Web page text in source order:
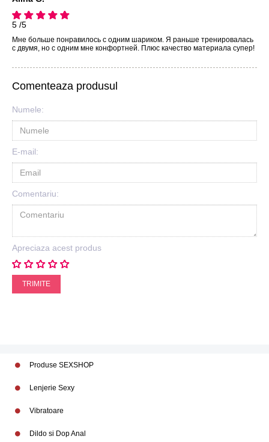
5 /5
Мне больше понравилось с одним шариком. Я раньше тренировалась
с двумя, но с одним мне конфортней. Плюс качество материала супер!
Comenteaza produsul
Numele:
E-mail:
Comentariu:
Apreciaza acest produs
TRIMITE
Produse SEXSHOP
Lenjerie Sexy
Vibratoare
Dildo si Dop Anal